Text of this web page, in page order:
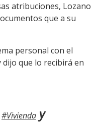
atribuciones, Lozano
que a su
personal con el
dijo que lo recibirá en
#Vivienda y